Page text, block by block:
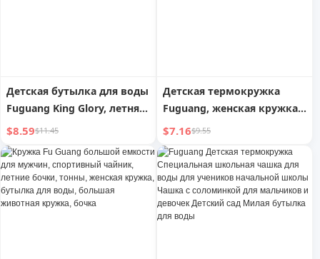
Детская бутылка для воды
Fuguang King Glory, летняя
новинка 2024 года,
специально для девочек
начальной школы, милая
бутылка для воды
$8.59$11.45
Детская термокружка
Fuguang, женская кружка
для воды, большая
емкость с соломинкой,
мужская студенческая
милая бутылка для воды,
удобная кружка из
нержавеющей стали
$7.16$9.55